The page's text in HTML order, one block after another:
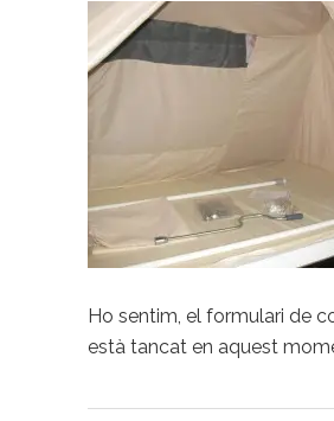
Ho sentim, el formulari de
està tancat en aquest